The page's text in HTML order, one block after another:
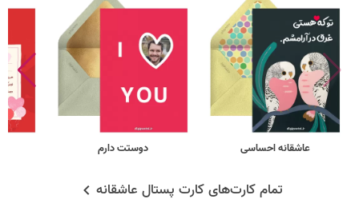
عاشقانه احساسی دوستت دارم
تمام کارت‌های کارت پستال عاشقانه